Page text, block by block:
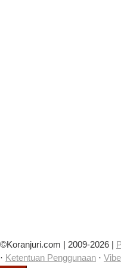
©Koranjuri.com | 2009-2026 |
· Ketentuan Penggunaan ·